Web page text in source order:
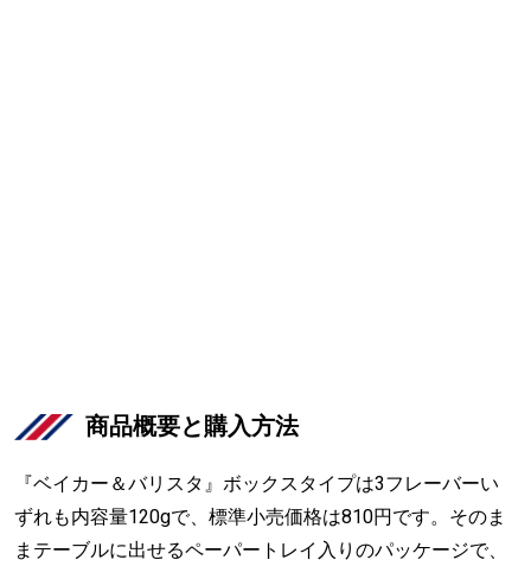
商品概要と購入方法
『ベイカー＆バリスタ』ボックスタイプは3フレーバーい
ずれも内容量120gで、標準小売価格は810円です。そのま
まテーブルに出せるペーパートレイ入りのパッケージで、